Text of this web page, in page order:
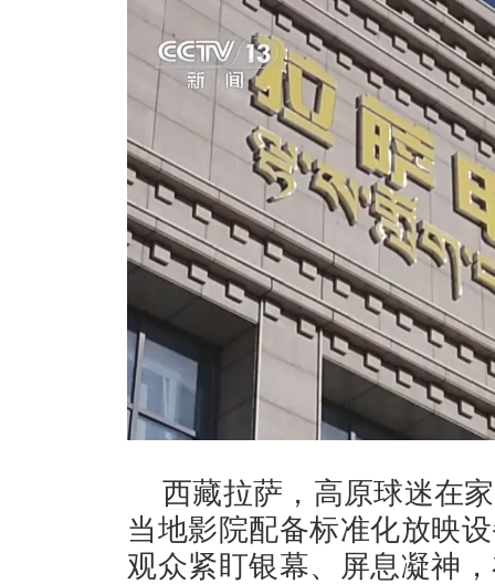
西藏拉萨，高原球迷在
当地影院配备标准化放映
观众紧盯银幕、屏息凝神